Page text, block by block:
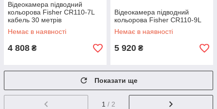
Відеокамера підводний
кольорова Fisher CR110-7L
кабель 30 метрів
Немає в наявності
4 808 ₴
Відеокамера підводний
кольорова Fisher CR110-9L
Немає в наявності
5 920 ₴
Показати ще
1 / 2